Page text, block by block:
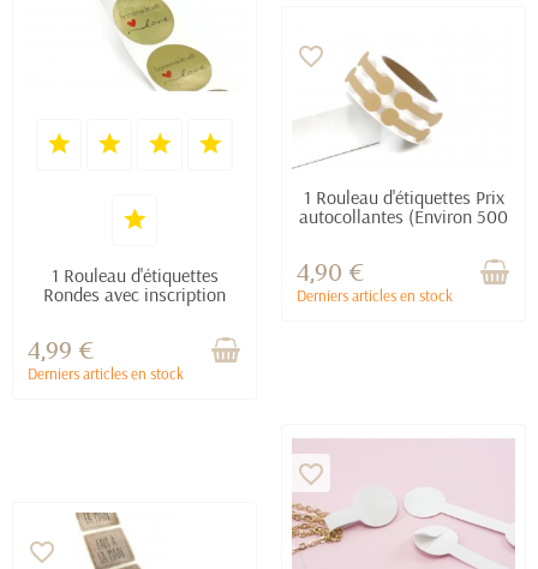
1 Rouleau d'étiquettes
Rondes avec inscription
"Handmade with love"
(Environ 500 étiquettes) -...
4,99 €
Derniers articles en stock
favorite_border
1 Rouleau d'étiquettes Prix
autocollantes (Environ 500
4,90 €
Derniers articles en stock
favorite_border
favorite_border